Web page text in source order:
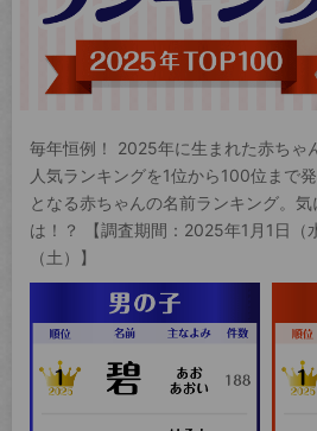
毎年恒例！ 2025年に生まれた赤ちゃ
人気ランキングを1位から100位まで
となる赤ちゃんの名前ランキング。
は！？ 【調査期間：2025年1月1日（
（土）】